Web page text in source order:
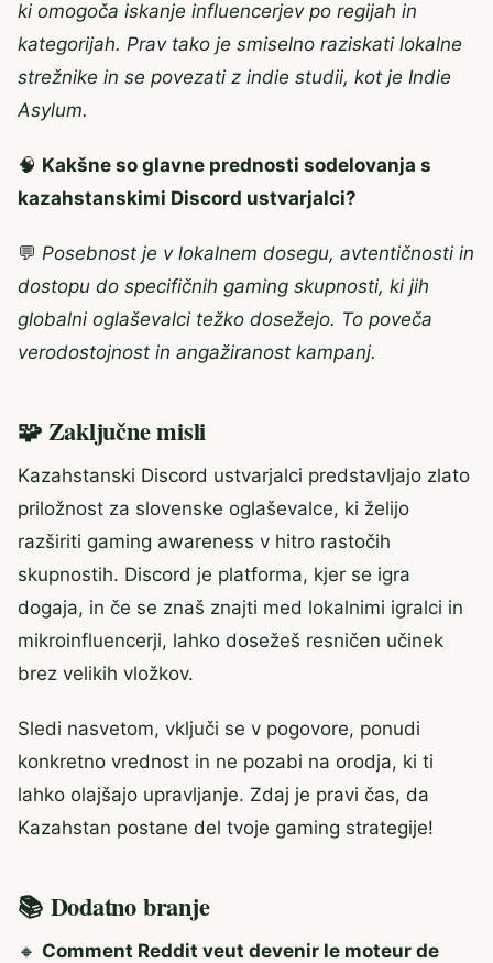
ki omogoča iskanje influencerjev po regijah in
kategorijah. Prav tako je smiselno raziskati lokalne
strežnike in se povezati z indie studii, kot je Indie
Asylum.
🧠 Kakšne so glavne prednosti sodelovanja s
kazahstanskimi Discord ustvarjalci?
💬 Posebnost je v lokalnem dosegu, avtentičnosti in
dostopu do specifičnih gaming skupnosti, ki jih
globalni oglaševalci težko dosežejo. To poveča
verodostojnost in angažiranost kampanj.
🧩 Zaključne misli
Kazahstanski Discord ustvarjalci predstavljajo zlato
priložnost za slovenske oglaševalce, ki želijo
razširiti gaming awareness v hitro rastočih
skupnostih. Discord je platforma, kjer se igra
dogaja, in če se znaš znajti med lokalnimi igralci in
mikroinfluencerji, lahko dosežeš resničen učinek
brez velikih vložkov.
Sledi nasvetom, vključi se v pogovore, ponudi
konkretno vrednost in ne pozabi na orodja, ki ti
lahko olajšajo upravljanje. Zdaj je pravi čas, da
Kazahstan postane del tvoje gaming strategije!
📚 Dodatno branje
🔸 Comment Reddit veut devenir le moteur de